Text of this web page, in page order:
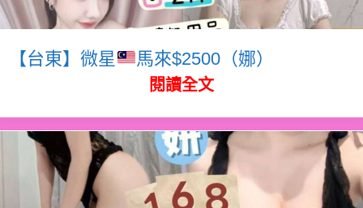
【台東】微星 馬來$2500（娜）
閱讀全文